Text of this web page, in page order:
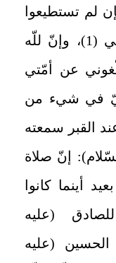
لم تستطيعوا
فابعثوا إليّ السّلام، فإنّه يبلغني‏ (1)، وإنّ للّه
عن أمّتي
عليّ في شيء من
القبر سمعته‏
إنّ صلاة
أينما كانوا
(عليه
الحسين (عليه